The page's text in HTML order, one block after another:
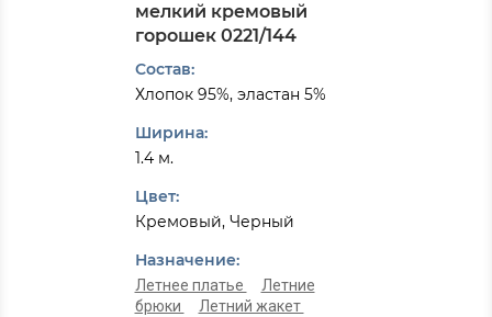
мелкий кремовый
горошек 0221/144
Состав:
Хлопок 95%, эластан 5%
Ширина:
1.4 м.
Цвет:
Кремовый, Черный
Назначение:
Летнее платье
Летние
брюки
Летний жакет